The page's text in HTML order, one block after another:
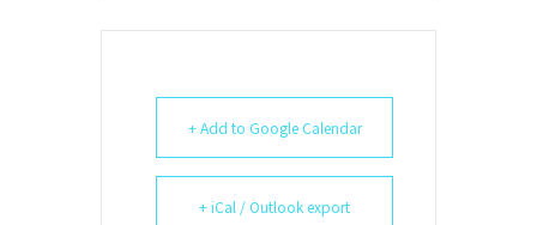
+ Add to Google Calendar
+ iCal / Outlook export